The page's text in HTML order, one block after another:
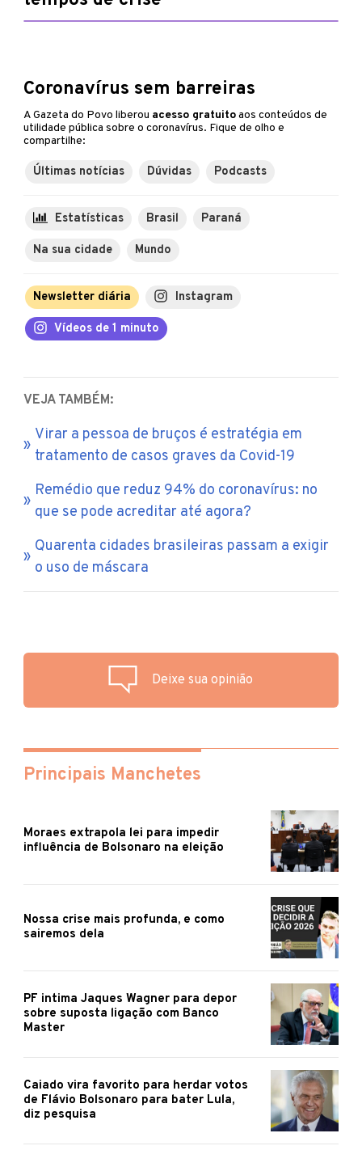
Coronavírus sem barreiras
A Gazeta do Povo liberou acesso gratuitoaos conteúdos de
utilidade pública sobre o coronavírus. Fique de olho e
compartilhe:
Últimas notícias Dúvidas Podcasts
Estatísticas Brasil Paraná
Na sua cidade Mundo
Newsletter diária Instagram
Vídeos de 1 minuto
VEJA TAMBÉM:
Virar a pessoa de bruços é estratégia em
tratamento de casos graves da Covid-19
Remédio que reduz 94% do coronavírus: no
que se pode acreditar até agora?
Quarenta cidades brasileiras passam a exigir
o uso de máscara
Deixe sua opinião
Principais Manchetes
Moraes extrapola lei para impedir
influência de Bolsonaro na eleição
Nossa crise mais profunda, e como
sairemos dela
PF intima Jaques Wagner para depor
sobre suposta ligação com Banco
Master
Caiado vira favorito para herdar votos
de Flávio Bolsonaro para bater Lula,
diz pesquisa